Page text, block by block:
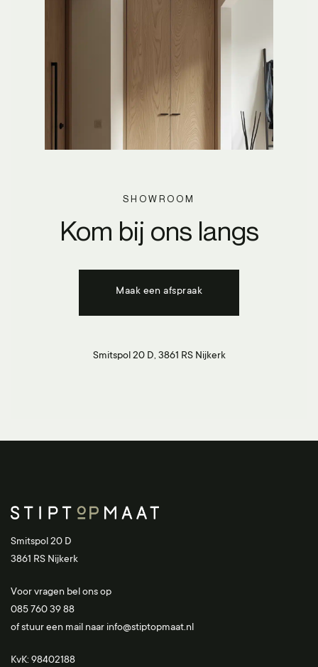
SHOWROOM
Kom bij ons langs
Maak een afspraak
Smitspol 20 D, 3861 RS Nijkerk
Smitspol 20 D
3861 RS Nijkerk
Voor vragen bel ons op
085 760 39 88
of stuur een mail naar info@stiptopmaat.nl
KvK: 98402188